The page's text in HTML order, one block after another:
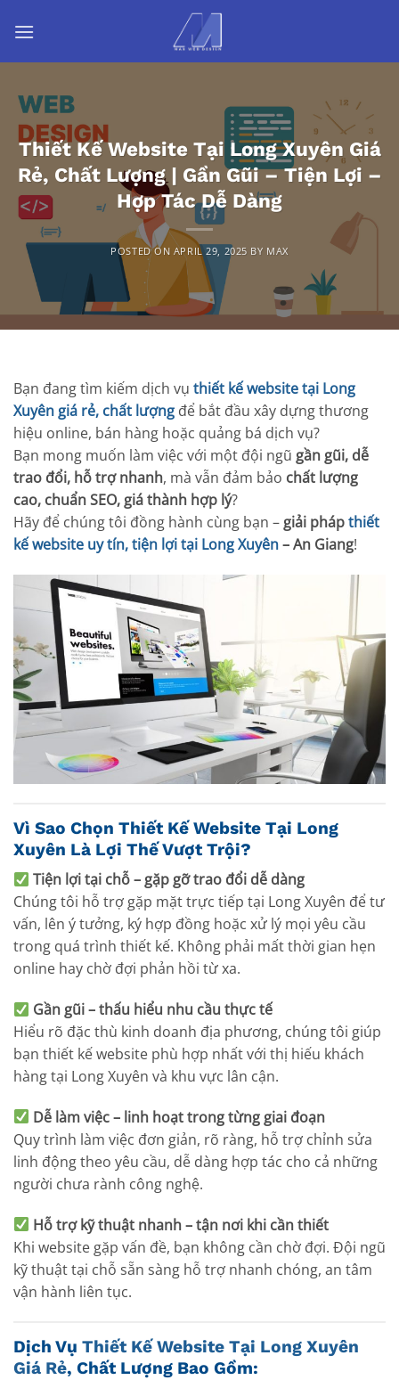
Thiết Kế Website Tại Long Xuyên Giá
Rẻ, Chất Lượng | Gần Gũi – Tiện Lợi –
Hợp Tác Dễ Dàng
POSTED ON APRIL 29, 2025 BY MAX
Bạn đang tìm kiếm dịch vụ thiết kế website tại Long
Xuyên giá rẻ, chất lượng để bắt đầu xây dựng thương
hiệu online, bán hàng hoặc quảng bá dịch vụ?
Bạn mong muốn làm việc với một đội ngũ gần gũi, dễ
trao đổi, hỗ trợ nhanh, mà vẫn đảm bảo chất lượng
cao, chuẩn SEO, giá thành hợp lý?
Hãy để chúng tôi đồng hành cùng bạn – giải phápthiết
kế website uy tín, tiện lợi tại Long Xuyên– An Giang!
Vì Sao Chọn Thiết Kế Website Tại Long
Xuyên Là Lợi Thế Vượt Trội?
Tiện lợi tại chỗ – gặp gỡ trao đổi dễ dàng
Chúng tôi hỗ trợ gặp mặt trực tiếp tại Long Xuyên để tư
vấn, lên ý tưởng, ký hợp đồng hoặc xử lý mọi yêu cầu
trong quá trình thiết kế. Không phải mất thời gian hẹn
online hay chờ đợi phản hồi từ xa.
Gần gũi – thấu hiểu nhu cầu thực tế
Hiểu rõ đặc thù kinh doanh địa phương, chúng tôi giúp
bạn thiết kế website phù hợp nhất với thị hiếu khách
hàng tại Long Xuyên và khu vực lân cận.
Dễ làm việc – linh hoạt trong từng giai đoạn
Quy trình làm việc đơn giản, rõ ràng, hỗ trợ chỉnh sửa
linh động theo yêu cầu, dễ dàng hợp tác cho cả những
người chưa rành công nghệ.
Hỗ trợ kỹ thuật nhanh – tận nơi khi cần thiết
Khi website gặp vấn đề, bạn không cần chờ đợi. Đội ngũ
kỹ thuật tại chỗ sẵn sàng hỗ trợ nhanh chóng, an tâm
vận hành liên tục.
Dịch Vụ Thiết Kế Website Tại Long Xuyên
Giá Rẻ, Chất Lượng Bao Gồm: